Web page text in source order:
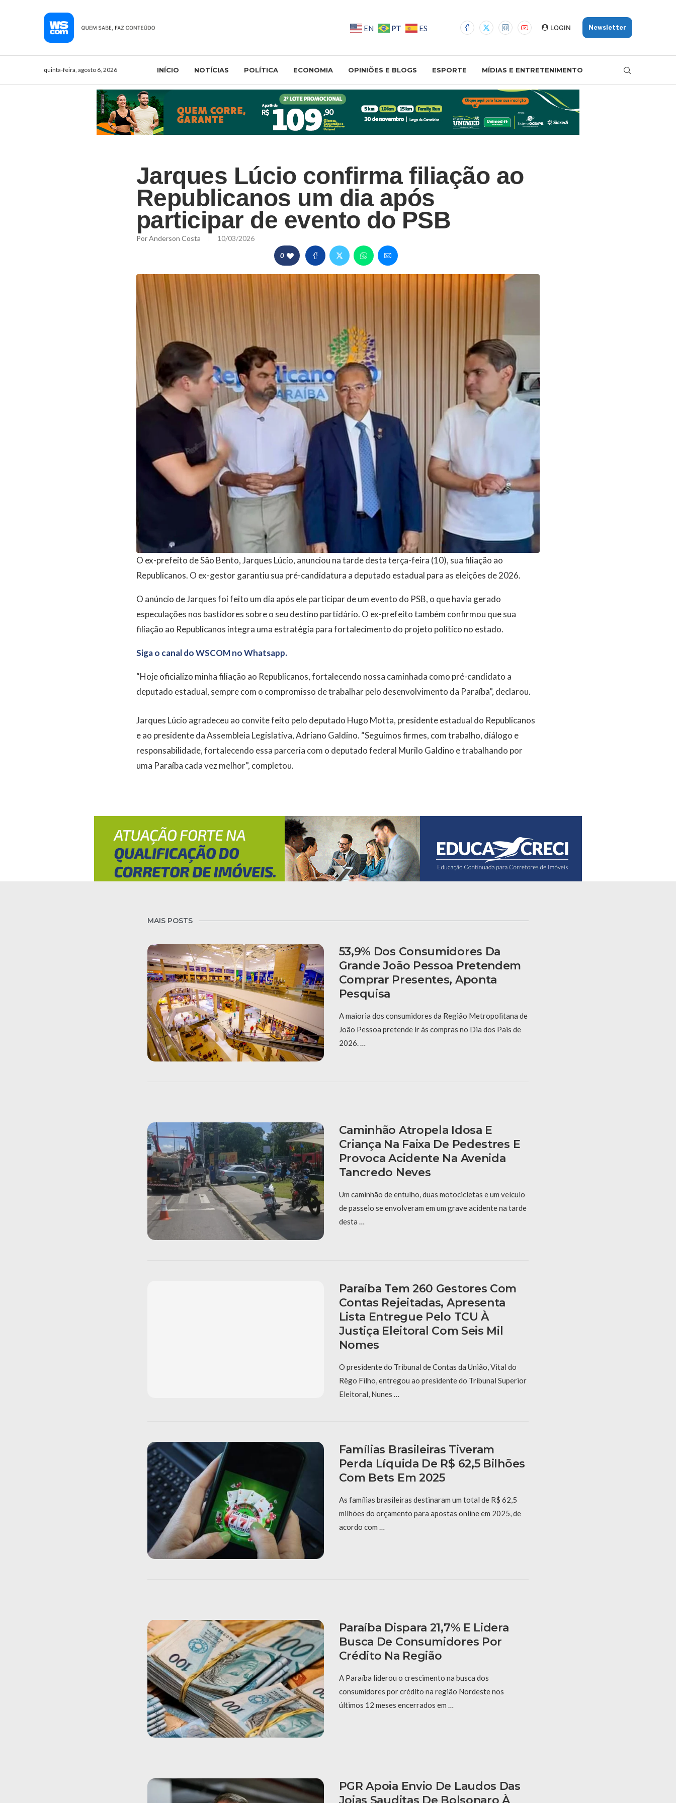
EN PT ES LOGIN Newsletter
quinta-feira, agosto 6, 2026 INÍCIO NOTÍCIAS POLÍTICA ECONOMIA OPINIÕES E BLOGS ESPORTE MÍDIAS E ENTRETENIMENTO
Jarques Lúcio confirma filiação ao
Republicanos um dia após
participar de evento do PSB
PorAnderson Costa 10/03/2026
0
O ex-prefeito de São Bento, Jarques Lúcio, anunciou na tarde desta terça-feira (10), sua filiação ao
Republicanos. O ex-gestor garantiu sua pré-candidatura a deputado estadual para as eleições de 2026.
O anúncio de Jarques foi feito um dia após ele participar de um evento do PSB, o que havia gerado
especulações nos bastidores sobre o seu destino partidário. O ex-prefeito também confirmou que sua
filiação ao Republicanos integra uma estratégia para fortalecimento do projeto político no estado.
Siga o canal do WSCOM no Whatsapp.
“Hoje oficializo minha filiação ao Republicanos, fortalecendo nossa caminhada como pré-candidato a
deputado estadual, sempre com o compromisso de trabalhar pelo desenvolvimento da Paraíba”, declarou.
Jarques Lúcio agradeceu ao convite feito pelo deputado Hugo Motta, presidente estadual do Republicanos
e ao presidente da Assembleia Legislativa, Adriano Galdino. “Seguimos firmes, com trabalho, diálogo e
responsabilidade, fortalecendo essa parceria com o deputado federal Murilo Galdino e trabalhando por
uma Paraíba cada vez melhor”, completou.
MAIS POSTS
53,9% Dos Consumidores Da
Grande João Pessoa Pretendem
Comprar Presentes, Aponta
Pesquisa
A maioria dos consumidores da Região Metropolitana de
João Pessoa pretende ir às compras no Dia dos Pais de
2026. …
Caminhão Atropela Idosa E
Criança Na Faixa De Pedestres E
Provoca Acidente Na Avenida
Tancredo Neves
Um caminhão de entulho, duas motocicletas e um veículo
de passeio se envolveram em um grave acidente na tarde
desta …
Paraíba Tem 260 Gestores Com
Contas Rejeitadas, Apresenta
Lista Entregue Pelo TCU À
Justiça Eleitoral Com Seis Mil
Nomes
O presidente do Tribunal de Contas da União, Vital do
Rêgo Filho, entregou ao presidente do Tribunal Superior
Eleitoral, Nunes …
Famílias Brasileiras Tiveram
Perda Líquida De R$ 62,5 Bilhões
Com Bets Em 2025
As famílias brasileiras destinaram um total de R$ 62,5
milhões do orçamento para apostas online em 2025, de
acordo com …
Paraíba Dispara 21,7% E Lidera
Busca De Consumidores Por
Crédito Na Região
A Paraíba liderou o crescimento na busca dos
consumidores por crédito na região Nordeste nos
últimos 12 meses encerrados em …
PGR Apoia Envio De Laudos Das